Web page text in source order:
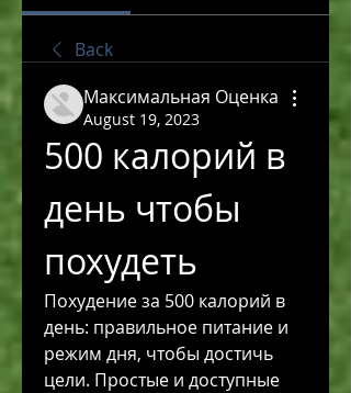
Back
Максимальная Оценка
August 19, 2023
500 калорий в
день чтобы
похудеть
Похудение за 500 калорий в
день: правильное питание и
режим дня, чтобы достичь
цели. Простые и доступные